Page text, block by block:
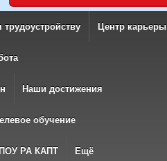
Центр карьеры
Наши достижения
обучение
РА КАПТ Ещё